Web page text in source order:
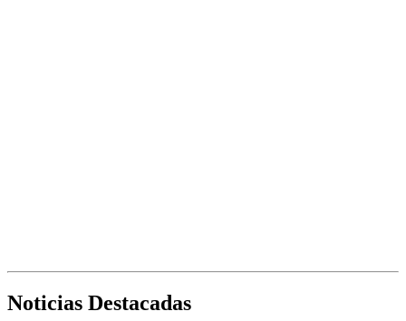
Noticias Destacadas